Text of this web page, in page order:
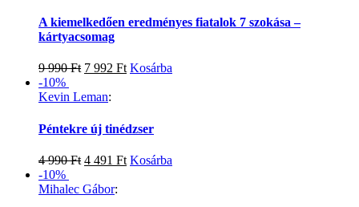
A kiemelkedően eredményes fiatalok 7 szokása –
kártyacsomag
9 990Ft 7 992 Ft Kosárba
-10%
Kevin Leman:
Péntekre új tinédzser
4 990Ft 4 491 Ft Kosárba
-10%
Mihalec Gábor: